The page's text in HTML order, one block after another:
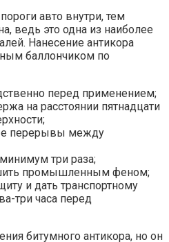
авто внутри, тем
ведь это одна из наиболее
Нанесение антикора
баллончиком по
перед применением;
на расстоянии пятнадцати
перерывы между
три раза;
промышленным феном;
и дать транспортному
три часа перед
битумного антикора, но он